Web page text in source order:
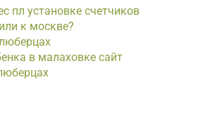
пл установке счетчиков
к москве?
в малаховке сайт